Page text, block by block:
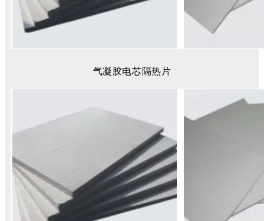
气凝胶电芯隔热片